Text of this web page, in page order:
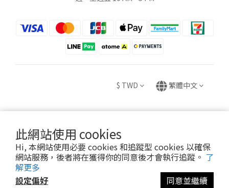
此網站使用 cookies
Hi, 本網站使用必要 cookies 和追蹤型 cookies 以確保
網站服務，後者將在獲得你的同意後才會執行追蹤。 了
解更多
設定偏好
同意並繼續
$ TWD 繁體中文
Copyright © 2020 HUEI YING INTERNATIONAL TRADE CO., LTD.
卉盈國際貿易有限公司 統編：82882831